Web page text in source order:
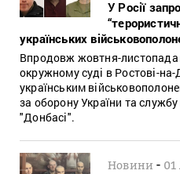
У Росії
українських
Впродовж жовтня-листопада
окружному суді в Ростові-
українським
за оборону України та
"Донбасі".
Новини - 01